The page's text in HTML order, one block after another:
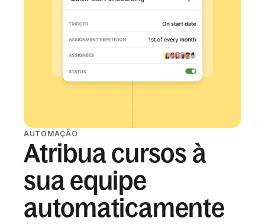
AUTOMAÇÃO
Atribua cursos à
sua equipe
automaticamente